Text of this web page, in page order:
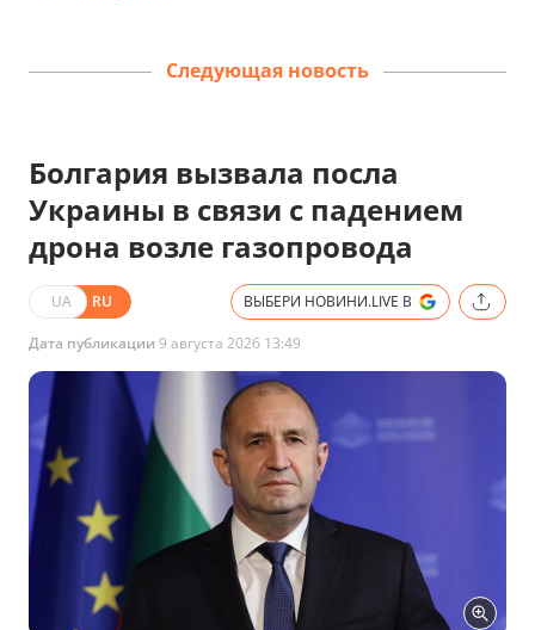
Следующая новость
Болгария вызвала посла
Украины в связи с падением
дрона возле газопровода
UA RU ВЫБЕРИ НОВИНИ.LIVE В
Дата публикации 9 августа 2026 13:49